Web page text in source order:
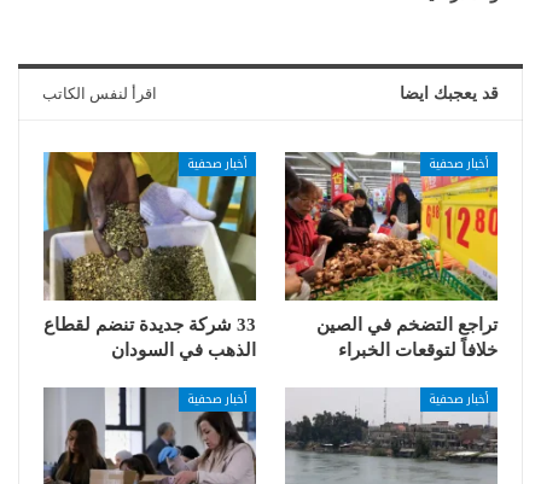
قد يعجبك ايضا اقرأ لنفس الكاتب
أخبار صحفية
تراجع التضخم في الصين
خلافاً لتوقعات الخبراء
أخبار صحفية
33 شركة جديدة تنضم لقطاع
الذهب في السودان
أخبار صحفية أخبار صحفية